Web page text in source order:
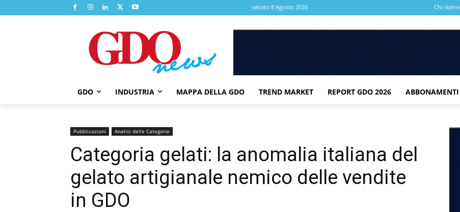
sabato 8 Agosto 2026 Chi siamo
GDO INDUSTRIA MAPPA DELLA GDO TREND MARKET REPORT GDO 2026 ABBONAMENTI
Pubblicazioni Analisi delle Categorie
Categoria gelati: la anomalia italiana del
gelato artigianale nemico delle vendite
in GDO